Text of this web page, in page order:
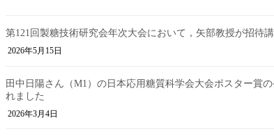
第121回製糖技術研究会年次大会において，矢部教授が招待
2026年5月15日
田中日陽さん（M1）の日本応用糖質科学会大会ポスター賞
れました
2026年3月4日